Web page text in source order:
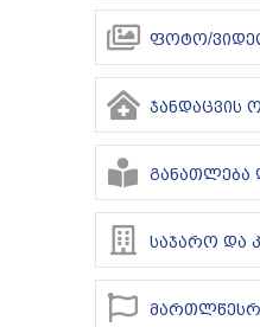
ფოტო/
ჯანდაცვის
განათლება
საჯარო და